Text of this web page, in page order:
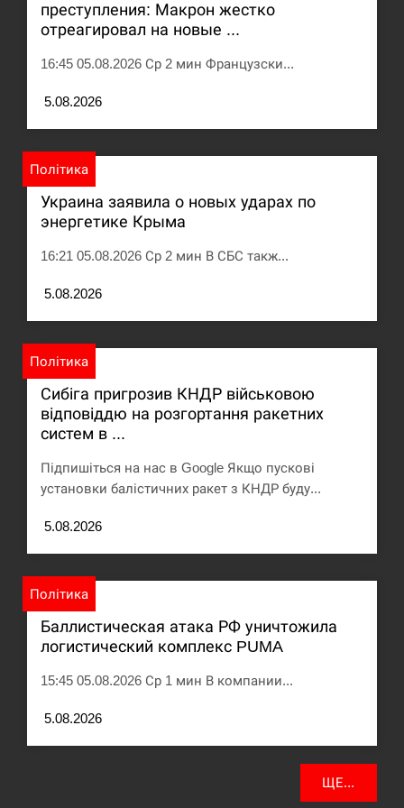
12:53
США обсуждают лицензии на Patriot для
Латвія готова направити до 20 військових для
СЕРПЕНЬ
Силы обороны поразили российскую
переправу, склады и другие важные объекты…
СЕРПЕНЬ
12:10
циклоспорозу, захворіли понад 10 тисяч…
СЕРПЕНЬ
11:53
Под огнем “Эпицентр”, ROZETKA и “Новая
СЕРПЕНЬ
левиці
СЕРПЕНЬ
11:23
Россияне ударили “Бардеролями” по Харькову,
есть пострадавшие
преступления: Макрон жестко
отреагировал на новые ...
16:45 05.08.2026 Ср 2 мин Французски...
5.08.2026
Політика
Украина заявила о новых ударах по
энергетике Крыма
16:21 05.08.2026 Ср 2 мин В СБС такж...
5.08.2026
Політика
Сибіга пригрозив КНДР військовою
відповіддю на розгортання ракетних
систем в ...
Підпишіться на нас в Google Якщо пускові
установки балістичних ракет з КНДР буду...
5.08.2026
Політика
Баллистическая атака РФ уничтожила
логистический комплекс PUMA
15:45 05.08.2026 Ср 1 мин В компании...
5.08.2026
ЩЕ...